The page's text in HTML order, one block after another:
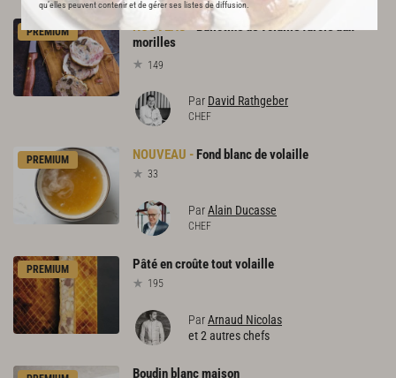
qu’elles peuvent contenir et de gérer ses listes de diffusion.
PREMIUM
Ballotine de volaille farcie aux
morilles
149
Par David Rathgeber
CHEF
PREMIUM Fond blancdevolaille
33
ParAlain Ducasse
CHEF
PREMIUM Pâtéencroûtetoutvolaille
195
ParArnaud Nicolas
et 2 autres chefs
Boudin blancmaison